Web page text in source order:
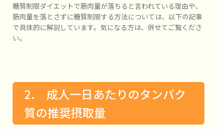
糖質制限ダイエットで筋肉量が落ちると言われている理由や、
筋肉量を落とさずに糖質制限する方法については、以下の記事
で具体的に解説しています。気になる方は、併せてご覧くださ
い。
2. 成人一日あたりのタンパク
質の推奨摂取量